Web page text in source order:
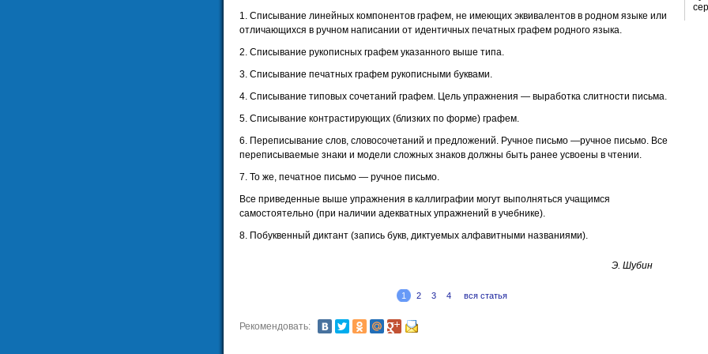
1. Списывание линейных компонентов графем, не имеющих эквивалентов в родном языке или
отличающихся в ручном написании от идентичных печатных графем родного языка.
2. Списывание рукописных графем указанного выше типа.
3. Списывание печатных графем рукописными буквами.
4. Списывание типовых сочетаний графем. Цель упражнения — выработка слитности письма.
5. Списывание контрастирующих (близких по форме) графем.
6. Переписывание слов, словосочетаний и предложений. Ручное письмо —ручное письмо. Все
переписываемые знаки и модели сложных знаков должны быть ранее усвоены в чтении.
7. То же, печатное письмо — ручное письмо.
Все приведенные выше упражнения в каллиграфии могут выполняться учащимся
самостоятельно (при наличии адекватных упражнений в учебнике).
8. Побуквенный диктант (запись букв, диктуемых алфавитными названиями).
Э. Шубин
1 2 3 4 вся статья
Рекомендовать: